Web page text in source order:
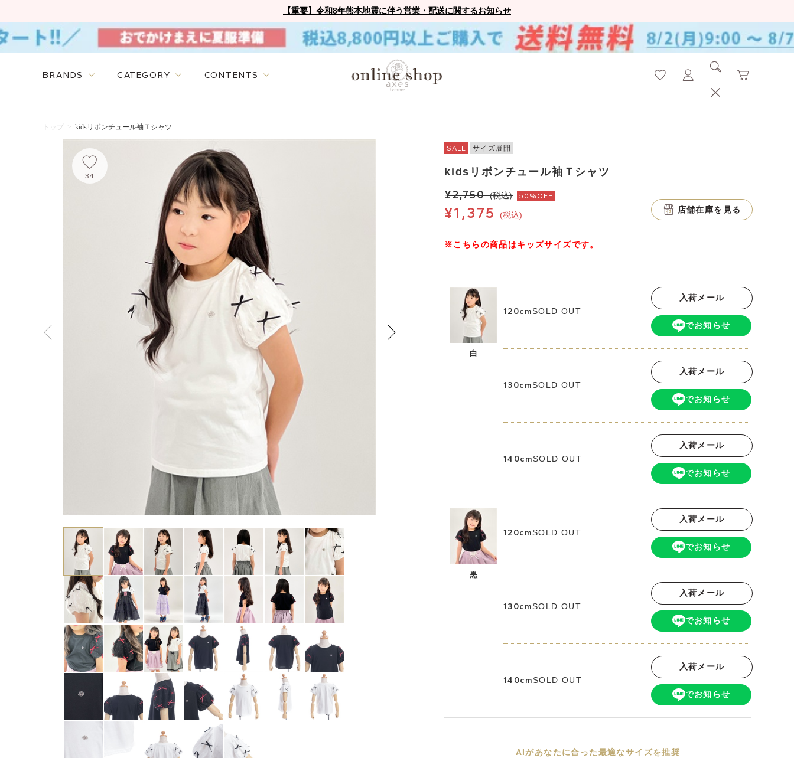
【重要】令和8年熊本地震に伴う営業・配送に関するお知らせ
BRANDS CATEGORY CONTENTS
トップ > kidsリボンチュール袖Ｔシャツ
34
SALE サイズ展開
kidsリボンチュール袖Ｔシャツ
¥2,750 (税込) 50%OFF
¥1,375 (税込)
店舗在庫を見る
※こちらの商品はキッズサイズです。
白
120cmSOLD OUT
入荷メール
でお知らせ
130cmSOLD OUT
入荷メール
でお知らせ
140cmSOLD OUT
入荷メール
でお知らせ
黒
120cmSOLD OUT
入荷メール
でお知らせ
130cmSOLD OUT
入荷メール
でお知らせ
140cmSOLD OUT
入荷メール
でお知らせ
AIがあなたに合った最適なサイズを推奨